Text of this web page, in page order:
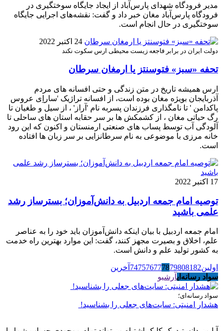
مدیر فرودگاه شهدای پارس‌آباد از ایجاد جایگاه سوختگیری در
فرودگاه پارس‌آباد مغان خبر داد و گفت: نقشه‌های اجرایی جایگاه
سوختگیری در حال انجام است.
24 اکتبر 2022
دولت ایران در برابر فاجعه زیست محیطی ارس سکوت نکند
تحفه «سبز» فتوسنتز یا ارمغان سرطان
ارس همیشه تاریخ در متن زندگی و حتی افسانه های مردم
آذربایجان بویژه مغان بوده است، از افسانه تراژیک 'ساراِی عروس
پاکدامن ' تا نامگذاری فرزندان پسربه نام 'آراز' ، از سیل و طغیان تا
رگ حیاتی مغان ، از کشمکش ها بر سر حقابه استان های ساحلی تا
آلودگی آب توسط پساب های صنعتی ارمنستان و اکنون که این رود
خانه مرزی با موضوعی به نام سرطانزایی بر سر زبان ها افتاده
است.
17 اکتبر 2022
توصیه امام جمعه اردبیل به دانش‌آموزان؛ بسترساز ‌رشد
علمی باشید
امام جمعه اردبیل با بیان اینکه دانش‌آموزان باید خود را به عناصر
علم، اخلاق و بصیرت مجهز کنند، گفت: این موارد بهترین راه خدمت
به کشور تولید علم و دانش است.
اولین 747576777879808182
آخرین
سواد رسانه‌ایآرشیو
سواد رسانه‌ای؛
هشدار امنیتی: سایت‌های جعلی را بشناسید!